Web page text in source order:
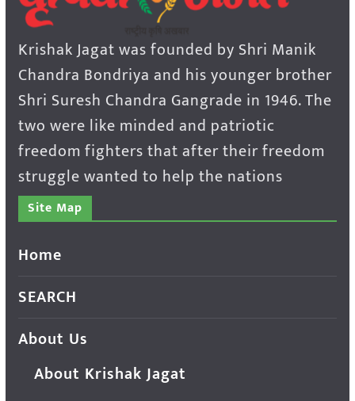
Krishak Jagat was founded by Shri Manik
Chandra Bondriya and his younger brother
Shri Suresh Chandra Gangrade in 1946. The
two were like minded and patriotic
freedom fighters that after their freedom
struggle wanted to help the nations
Site Map
Home
SEARCH
About Us
About Krishak Jagat